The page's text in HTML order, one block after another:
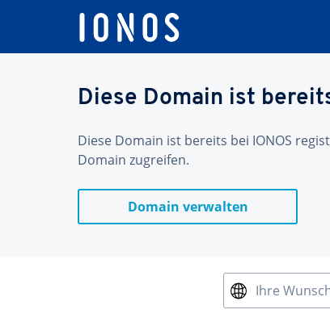
Diese Domain ist
Diese Domain ist bereits bei IONOS
Domain zugreifen.
Domain verwalten
Ihre